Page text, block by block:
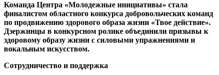
Команда Центра «Молодежные инициативы» стала
финалистом областного конкурса добровольческих команд
по продвижению здорового образа жизни «Твое действие».
Дзержинцы в конкурсном ролике объединили призывы к
здоровому образу жизни с силовыми упражнениями и
вокальным искусством.
Сотрудничество и поддержка